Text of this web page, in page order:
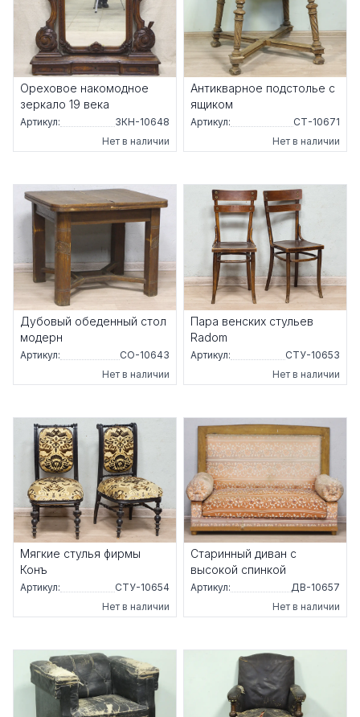
Ореховое накомодное
зеркало 19 века
Артикул:
ЗКН-10648
Нет в наличии
Антикварное подстолье с
ящиком
Артикул:
СТ-10671
Нет в наличии
Дубовый обеденный стол
модерн
Артикул:
СО-10643
Нет в наличии
Пара венских стульев
Radom
Артикул:
СТУ-10653
Нет в наличии
Мягкие стулья фирмы
Конъ
Артикул:
СТУ-10654
Нет в наличии
Старинный диван с
высокой спинкой
Артикул:
ДВ-10657
Нет в наличии